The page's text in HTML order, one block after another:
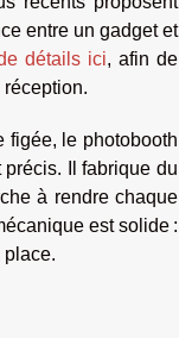
entre un gadget et
détails ici, afin de
figée, le photobooth
précis. Il fabrique du
à rendre chaque
est solide :
place.